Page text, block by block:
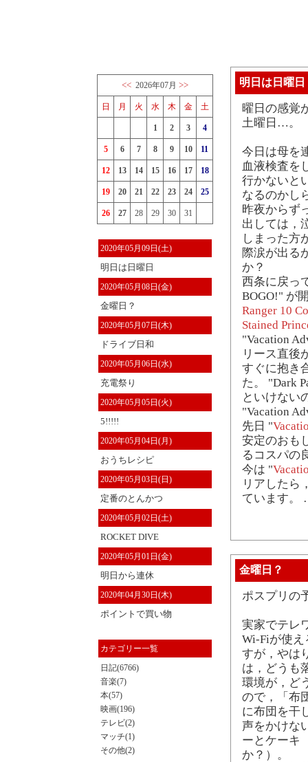
<< 2026年07月 >>
日 月 火 水 木 金 土
1 2 3 4
5 6 7 8 9 10 11
12 13 14 15 16 17 18
19 20 21 22 23 24 25
26 27 28 29 30 31
2020年05月09日(土)
明日は日曜日
2020年05月08日(金)
金曜日？
2020年05月07日(木)
ドライブ日和
2020年05月06日(水)
充電祭り
2020年05月05日(火)
5!!!!!
2020年05月04日(月)
おうちレシピ
2020年05月03日(日)
定番のとんかつ
2020年05月02日(土)
ROCKET DIVE
2020年05月01日(金)
明日から連休
2020年04月30日(木)
ポイントで買い物
カテゴリー一覧
日記(6766)
音楽(7)
本(57)
映画(196)
テレビ(2)
マッチ(1)
その他(2)
明日は日曜日
曜日の感覚
土曜日…。
今日は母を
血液検査を
行かないと
なるのかし
昨夜からず
出しては，
しまった方
際涙が出る
か？
西条に戻っ
BOGO!" が
Ranger 10
Stained
"Vacation
リース直後
すぐに抱き
た。 "Dark
といけない
"Vacation
先日 "
安定のおも
るコスパの
今は "
リアしたら
ています。
金曜日？
ポスプリの
実家でテレ
Wi-Fiが使え
すが，やは
は，どうも
環境が，ど
ので，「布
に布団を干
声をかけな
ーとケーキ
か？）。